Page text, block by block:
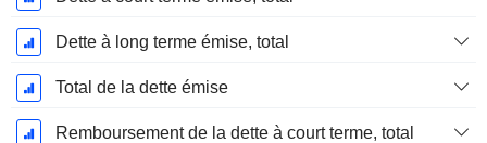
Dette à long terme émise, total
Total de la dette émise
Remboursement de la dette à court terme, total